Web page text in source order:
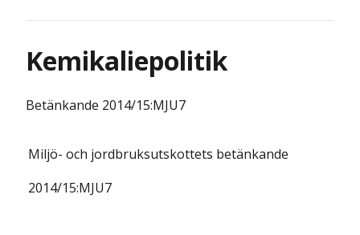
Kemikaliepolitik
Betänkande 2014/15:MJU7
Miljö- och jordbruksutskottets betänkande
2014/15:MJU7